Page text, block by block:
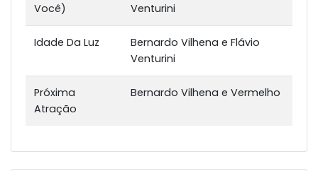
Você)
Venturini
Idade Da Luz
Bernardo Vilhena e Flávio
Venturini
Próxima
Atração
Bernardo Vilhena e Vermelho